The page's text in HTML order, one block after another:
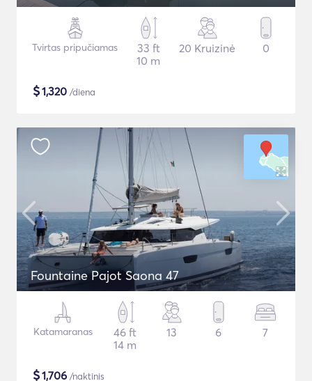
Tvirtas pripučiamas
33 ft
10 m
20 Kruizinė 0
$1,320 /diena
Fountaine Pajot Saona 47
Katamaranas
46 ft
14 m
13 6 7
$1,706 /naktinis